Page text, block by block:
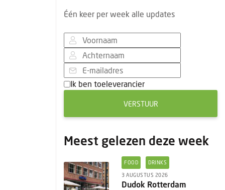
Één keer per week alle updates
Ik ben toeleverancier
VERSTUUR
Meest gelezen deze week
FOOD DRINKS
3 AUGUSTUS 2026
Dudok Rotterdam